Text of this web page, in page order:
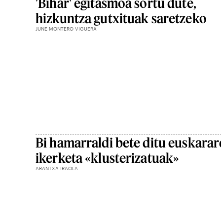
hizkuntza gutxituak saretzeko
JUNE MONTERO VIGUERA
Bi hamarraldi bete ditu
ikerketa «klusterizatuak»
ARANTXA IRAOLA